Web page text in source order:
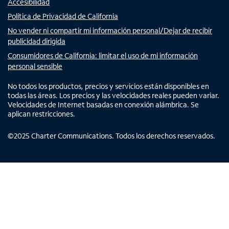
Política de Privacidad de California
No vender ni compartir mi información personal/Dejar de recibir
publicidad dirigida
Consumidores de California: limitar el uso de mi información
personal sensible
No todos los productos, precios y servicios están disponibles en
todas las áreas. Los precios y las velocidades reales pueden variar.
Velocidades de Internet basadas en conexión alámbrica. Se
aplican restricciones.
©2025 Charter Communications. Todos los derechos reservados.